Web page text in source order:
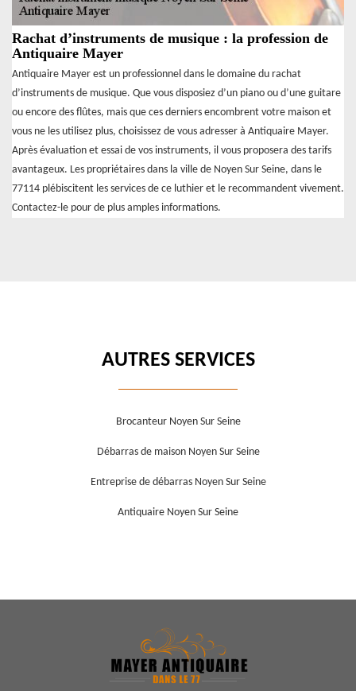
Rachat d’instruments de musique : la profession de
Antiquaire Mayer
Antiquaire Mayer est un professionnel dans le domaine du rachat
d’instruments de musique. Que vous disposiez d’un piano ou d’une guitare
ou encore des flûtes, mais que ces derniers encombrent votre maison et
vous ne les utilisez plus, choisissez de vous adresser à Antiquaire Mayer.
Après évaluation et essai de vos instruments, il vous proposera des tarifs
avantageux. Les propriétaires dans la ville de Noyen Sur Seine, dans le
77114 plébiscitent les services de ce luthier et le recommandent vivement.
Contactez-le pour de plus amples informations.
AUTRES SERVICES
Brocanteur Noyen Sur Seine
Débarras de maison Noyen Sur Seine
Entreprise de débarras Noyen Sur Seine
Antiquaire Noyen Sur Seine